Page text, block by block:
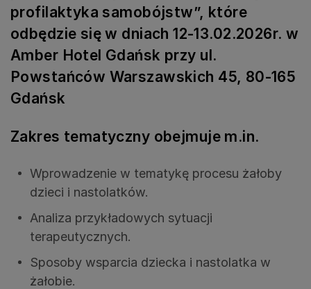
profilaktyka samobójstw”, które
odbędzie się w dniach 12-13.02.2026r. w
Amber Hotel Gdańsk przy ul.
Powstańców Warszawskich 45, 80-165
Gdańsk
Zakres tematyczny obejmuje m.in.
Wprowadzenie w tematykę procesu żałoby
dzieci i nastolatków.
Analiza przykładowych sytuacji
terapeutycznych.
Sposoby wsparcia dziecka i nastolatka w
żałobie.